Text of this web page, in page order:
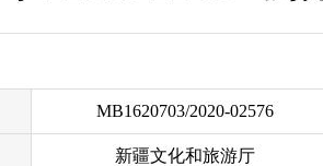
MB1620703/2020-02576
新疆文化和旅游厅